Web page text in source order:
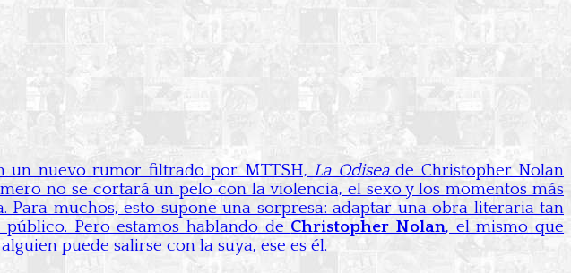
un nuevo rumor filtrado por MTTSH, La Odiseade Christopher Nolan
no se cortará un pelo con la violencia, el sexo y los momentos más
Para muchos, esto supone una sorpresa: adaptar una obra literaria tan
Pero estamos hablando de Christopher Nolan, el mismo que
puede salirse con la suya, ese es él.